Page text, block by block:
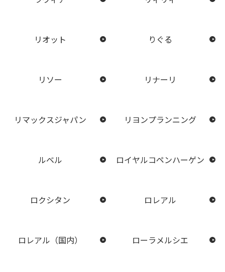
リオット りぐる
リソー リナーリ
リマックスジャパン リヨンプランニング
ルベル ロイヤルコペンハーゲン
ロクシタン ロレアル
ロレアル（国内） ローラメルシエ